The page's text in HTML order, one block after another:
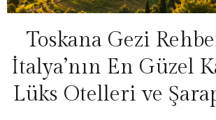
Toskana Gezi
İtalya’nın En Güzel
Lüks Otelleri ve